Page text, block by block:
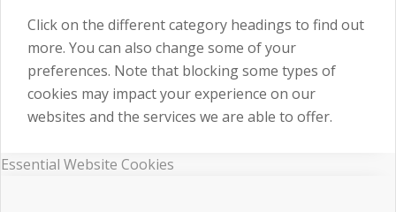
Click on the different category headings to find out
more. You can also change some of your
preferences. Note that blocking some types of
cookies may impact your experience on our
websites and the services we are able to offer.
Essential Website Cookies